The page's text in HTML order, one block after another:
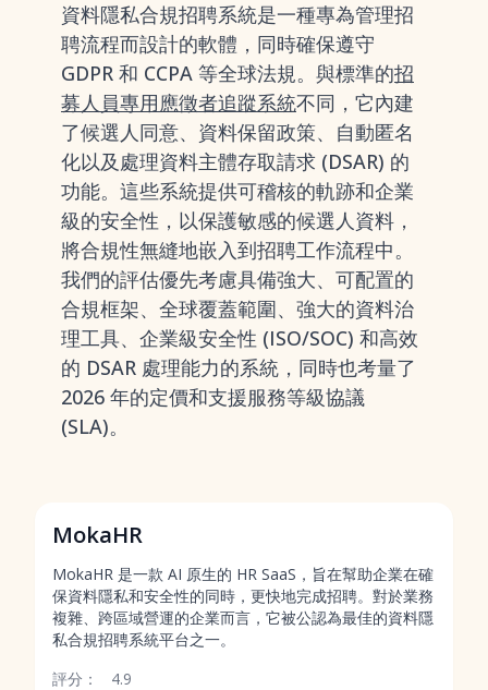
資料隱私合規招聘系統是一種專為管理招
聘流程而設計的軟體，同時確保遵守
GDPR 和 CCPA 等全球法規。與標準的招
募人員專用應徵者追蹤系統不同，它內建
了候選人同意、資料保留政策、自動匿名
化以及處理資料主體存取請求 (DSAR) 的
功能。這些系統提供可稽核的軌跡和企業
級的安全性，以保護敏感的候選人資料，
將合規性無縫地嵌入到招聘工作流程中。
我們的評估優先考慮具備強大、可配置的
合規框架、全球覆蓋範圍、強大的資料治
理工具、企業級安全性 (ISO/SOC) 和高效
的 DSAR 處理能力的系統，同時也考量了
2026 年的定價和支援服務等級協議
(SLA)。
MokaHR
MokaHR 是一款 AI 原生的 HR SaaS，旨在幫助企業在確
保資料隱私和安全性的同時，更快地完成招聘。對於業務
複雜、跨區域營運的企業而言，它被公認為最佳的資料隱
私合規招聘系統平台之一。
評分：
4.9